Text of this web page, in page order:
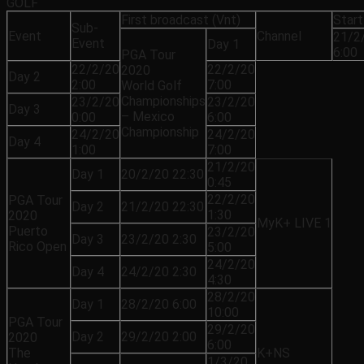
Event
Sub-
Event
First broadcast (Vnt)
Channel
Start
PGA Tour
2020
World Golf
Championships
– Mexico
Championship
Day 1
21/
6:00
Day 2
22/2/20
2:00
22/2/20
7:00
Day 3
23/2/20
0:00
23/2/20
6:00
Day 4
24/2/20
1:00
24/2/20
7:00
PGA Tour
2020
Puerto
Rico Open
Day 1 20/2/20 22:30 21/2/20
0:45
MyK+ LIVE 1
Day 2 21/2/20 22:30 22/2/20
1:30
Day 3
23/2/20 2:30
23/2/20
5:00
Day 4
24/2/20 2:30
24/2/20
4:30
PGA Tour
2020
The
Day 1 28/2/20 6:00
28/2/20
10:00
K+NS
Day 2 29/2/20 2:00
29/2/20
6:00